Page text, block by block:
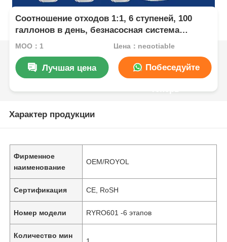
Соотношение отходов 1:1, 6 ступеней, 100
галлонов в день, безнасосная система
обратного осмоса
MOQ：1 Цена：negotiable
Лучшая цена Побеседуйте
Характер продукции
Фирменное
наименование
OEM/ROYOL
Сертификация CE, RoSH
Номер модели RYRO601 -6 этапов
Количество мин